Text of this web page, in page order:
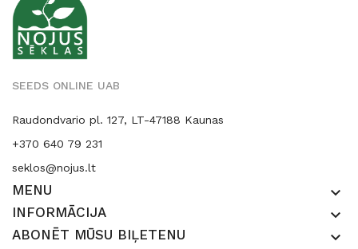
SEEDS ONLINE UAB
Raudondvario pl. 127, LT-47188 Kaunas
+370 640 79 231
seklos@nojus.lt
MENU keyboard_arrow_down
INFORMĀCIJA keyboard_arrow_down
ABONĒT MŪSU BIĻETENU keyboard_arrow_down